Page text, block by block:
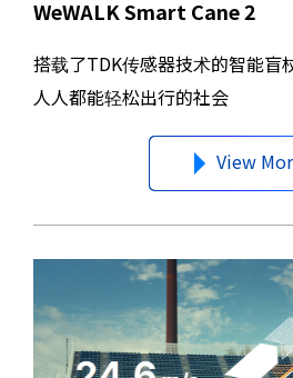
WeWALK Smart Cane 2
搭载了TDK传感器技术的智能盲
人人都能轻松出行的社会
View